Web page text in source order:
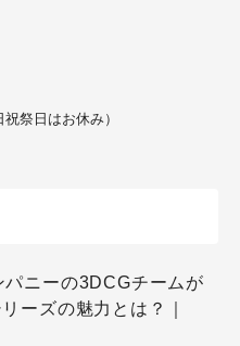
祭日はお休み）
ニーの3DCGチームが
ーズの魅力とは？｜